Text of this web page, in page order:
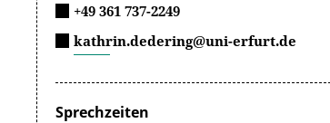
+49 361 737-2249
kathrin.dedering@uni-erfurt.de
Sprechzeiten